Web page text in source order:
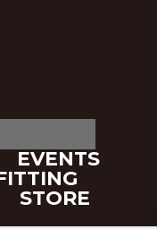
EVENTS
STORE